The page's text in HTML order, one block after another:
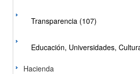
Transparencia (107)
Educación, Universidades,
Hacienda